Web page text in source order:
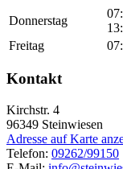
Donnerstag
Freitag
Kontakt
Kirchstr. 4
96349 Steinwiesen
Adresse auf Karte
Telefon: 09262/99150